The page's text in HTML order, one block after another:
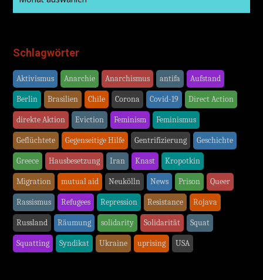
Schlagwörter
Aktivismus Anarchie Anarchismus antifa Aufstand
Berlin Brasilien Chile Corona Covid-19 Direct Action
direkte Aktion Eviction Feminism Feminismus
Geflüchtete Gegenseitige Hilfe Gentrifizierung Geschichte
Greece Hausbesetzung Iran Knast Kropotkin
Migration mutual aid Neukölln News Prison Queer
Rassismus Refugees Repression Resistance Rojava
Russland Räumung solidarity Solidarität Squat
Squatting Syndikat Ukraine uprising USA